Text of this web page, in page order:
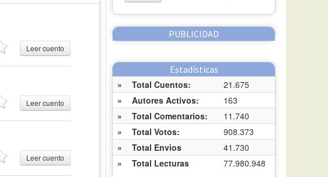
Leer cuento
Leer cuento
Leer cuento
PUBLICIDAD
Estadísticas
»
Total Cuentos:
21.675
»
Autores Activos:
163
»
Total Comentarios:
11.740
»
Total Votos:
908.373
»
Total Envios
41.730
»
Total Lecturas 77.980.948